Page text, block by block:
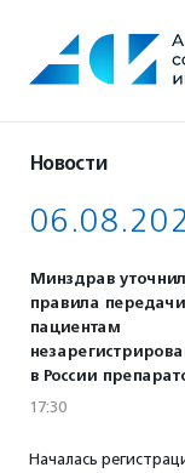
содержанию
Новости
Минздрав уточнил
правила передачи
пациентам
в России
17:30
Началась